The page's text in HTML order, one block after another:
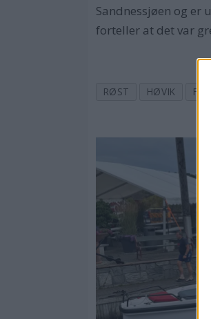
Sandnessjøen og er
forteller at det var
RØST HØVIK FISKE